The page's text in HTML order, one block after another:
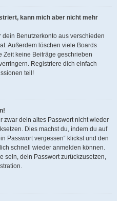
kann mich aber nicht mehr
dein Benutzerkonto aus verschieden
Außerdem löschen viele Boards
Zeit keine Beiträge geschrieben
Registriere dich einfach
teil!
zwar dein altes Passwort nicht wieder
Dies machst du, indem du auf
Passwort vergessen“ klickst und den
schnell wieder anmelden können.
sein, dein Passwort zurückzusetzen,